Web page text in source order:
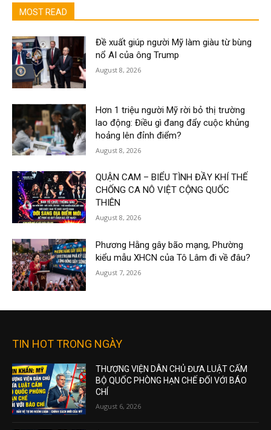
MOST READ
Đề xuất giúp người Mỹ làm giàu từ bùng
nổ AI của ông Trump
August 8, 2026
Hơn 1 triệu người Mỹ rời bỏ thị trường
lao động: Điều gì đang đẩy cuộc khủng
hoảng lên đỉnh điểm?
August 8, 2026
QUẬN CAM – BIỂU TÌNH ĐẦY KHÍ THẾ
CHỐNG CA NÔ VIỆT CỘNG QUỐC
THIÊN
August 8, 2026
Phương Hằng gây bão mạng, Phường
kiểu mẫu XHCN của Tô Lâm đi về đâu?
August 7, 2026
TIN HOT TRONG NGÀY
THƯỢNG VIỆN DÂN CHỦ ĐƯA LUẬT CẤM
BỘ QUỐC PHÒNG HẠN CHẾ ĐỐI VỚI BÁO
CHÍ
August 6, 2026